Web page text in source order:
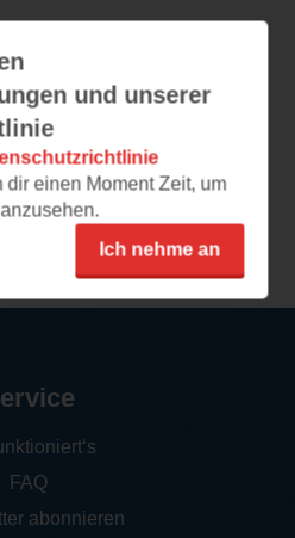
über den kleinen mutigen
wir freuen uns auf die
und unserer
einen Moment Zeit, um
Ich nehme an
FAQ
abonnieren